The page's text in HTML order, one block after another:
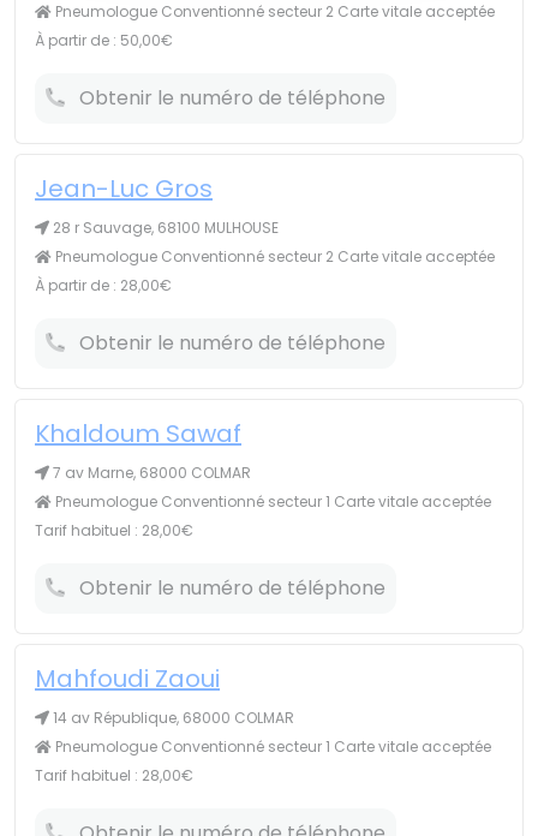
Pneumologue Conventionné secteur 2 Carte vitale acceptée
À partir de : 50,00€
Obtenir le numéro de téléphone
Jean-Luc Gros
28 r Sauvage, 68100 MULHOUSE
Pneumologue Conventionné secteur 2 Carte vitale acceptée
À partir de : 28,00€
Obtenir le numéro de téléphone
Khaldoum Sawaf
7 av Marne, 68000 COLMAR
Pneumologue Conventionné secteur 1 Carte vitale acceptée
Tarif habituel : 28,00€
Obtenir le numéro de téléphone
Mahfoudi Zaoui
14 av République, 68000 COLMAR
Pneumologue Conventionné secteur 1 Carte vitale acceptée
Tarif habituel : 28,00€